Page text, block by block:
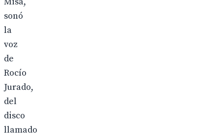
sonó
la
voz
de
Rocío
Jurado,
del
disco
llamado